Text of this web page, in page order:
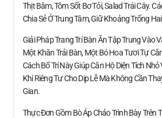
Thịt Băm, Tôm Sốt Bơ Tỏi, Salad Trái Cây.
Chia Sẻ Ở Trung Tâm, Giữ Khoảng Trống
Giải Pháp Trang Trí Bàn Ăn Tập Trung Vào
Một Khăn Trải Bàn, Một Bó Hoa Tươi Tự
Cách Bố Trí Này Giúp Căn Hộ Diện Tích
Khí Riêng Tư Cho Dịp Lễ Mà Không Cần
Gian.
Thực Đơn Gồm Bò Áp Chảo Trình Bày Trên